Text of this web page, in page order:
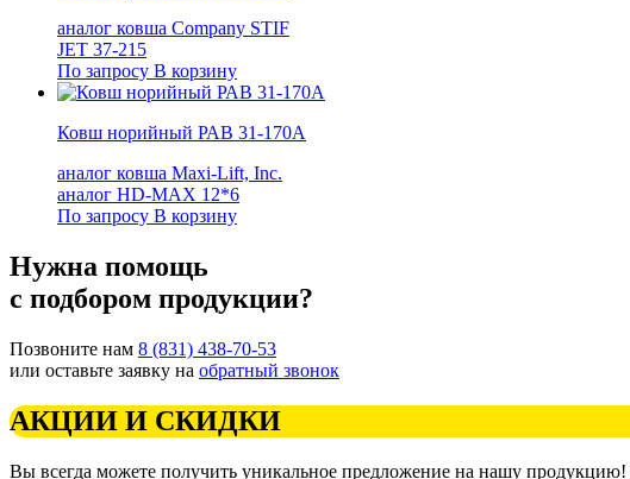
аналог ковша Company STIF
JET 37-215
По запросу В корзину
Ковш норийный РАВ 31-170А
аналог ковша Maxi-Lift, Inc.
аналог HD-MAX 12*6
По запросу В корзину
Нужна помощь
с подбором продукции?
Позвоните нам 8 (831) 438-70-53
или оставьте заявку на обратный звонок
АКЦИИ И СКИДКИ
Вы всегда можете получить уникальное предложение на нашу продукцию!